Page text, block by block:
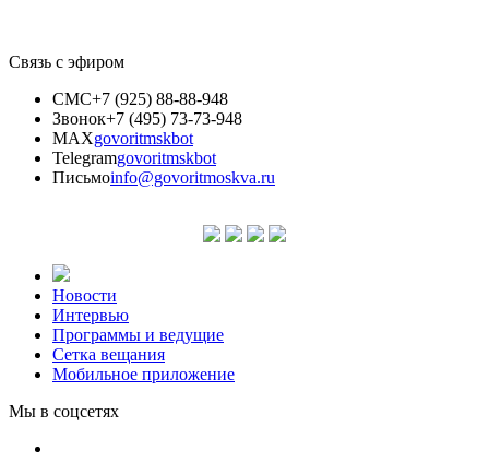
Связь с эфиром
СМС+7 (925) 88-88-948
Звонок+7 (495) 73-73-948
MAXgovoritmskbot
Telegramgovoritmskbot
Письмоinfo@govoritmoskva.ru
Новости
Интервью
Программы и ведущие
Сетка вещания
Мобильное приложение
Мы в соцсетях